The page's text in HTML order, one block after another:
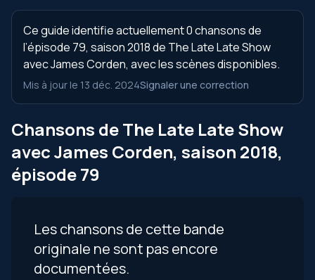
Ce guide identifie actuellement 0 chansons de
l’épisode 79, saison 2018 de The Late Late Show
avec James Corden, avec les scènes disponibles.
Mis à jour le 13 déc. 2024Signaler une correction
Chansons de The Late Late Show
avec James Corden, saison 2018,
épisode 79
Les chansons de cette bande
originale ne sont pas encore
documentées.